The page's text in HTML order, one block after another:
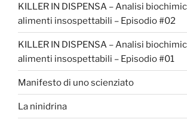
KILLER IN DISPENSA – Analisi
alimenti insospettabili – Episodio #02
KILLER IN DISPENSA – Analisi
alimenti insospettabili – Episodio #01
Manifesto di uno scienziato
La ninidrina